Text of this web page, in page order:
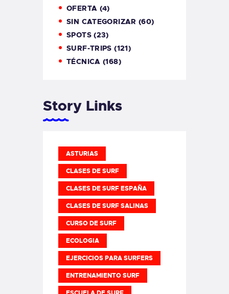
OFERTA (4)
SIN CATEGORIZAR (60)
SPOTS(23)
SURF-TRIPS (121)
TÉCNICA (168)
Story Links
ASTURIAS
CLASES DE SURF
CLASES DE SURF ESPAÑA
CLASES DE SURF SALINAS
CURSO DE SURF
ECOLOGIA
EJERCICIOS PARA SURFERS
ENTRENAMIENTO SURF